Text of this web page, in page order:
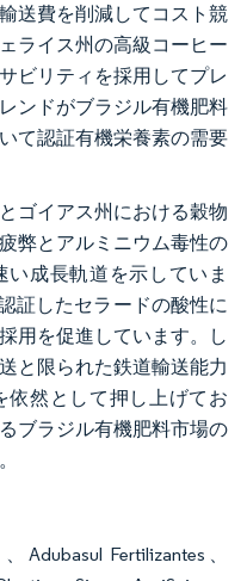
送費を削減してコスト競
ライス州の高級コーヒー
ビリティを採用してプレ
ンドがブラジル有機肥料
て認証有機栄養素の需要
ゴイアス州における穀物
弊とアルミニウム毒性の
成長軌道を示していま
証したセラードの酸性に
用を促進しています。し
と限られた鉄道輸送能力
依然として押し上げてお
ブラジル有機肥料市場の
Fertilizantes、